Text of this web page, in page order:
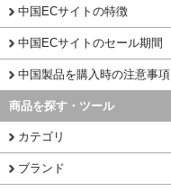
中国ECサイトの特徴
中国ECサイトのセール期間
中国製品を購入時の注意事項
商品を探す・ツール
カテゴリ
ブランド